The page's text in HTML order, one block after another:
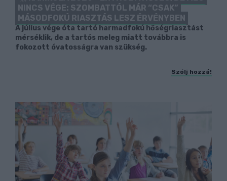
NINCS VÉGE: SZOMBATTÓL MÁR “CSAK”
MÁSODFOKÚ RIASZTÁS LESZ ÉRVÉNYBEN
A július vége óta tartó harmadfokú hőségriasztást
mérséklik, de a tartós meleg miatt továbbra is
fokozott óvatosságra van szükség.
Szólj hozzá!